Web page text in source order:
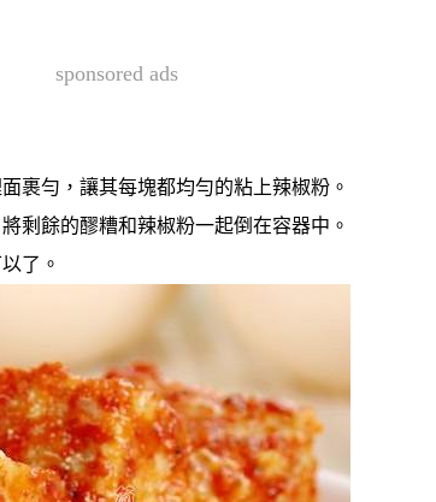
sponsored ads
裹勻，讓其每塊都均勻的粘上辣椒粉。
剩餘的醪糟和辣椒粉一起倒在容器中。
了。